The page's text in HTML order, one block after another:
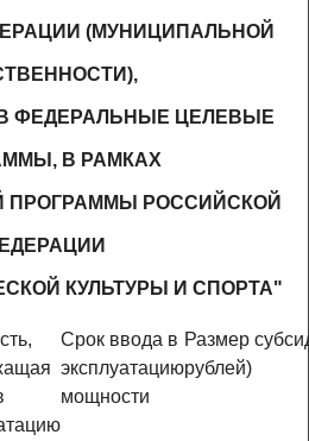
(МУНИЦИПАЛЬНОЙ
ФЕДЕРАЛЬНЫЕ ЦЕЛЕВЫЕ
В РАМКАХ
ПРОГРАММЫ РОССИЙСКОЙ
КУЛЬТУРЫ И СПОРТА"
Срок ввода в
эксплуатацию
мощности
Размер
рублей)